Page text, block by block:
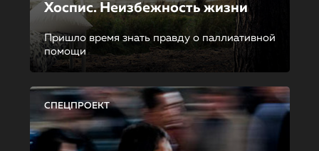
Хоспис. Неизбежность жизни
Пришло время знать правду о паллиативной
помощи
СПЕЦПРОЕКТ